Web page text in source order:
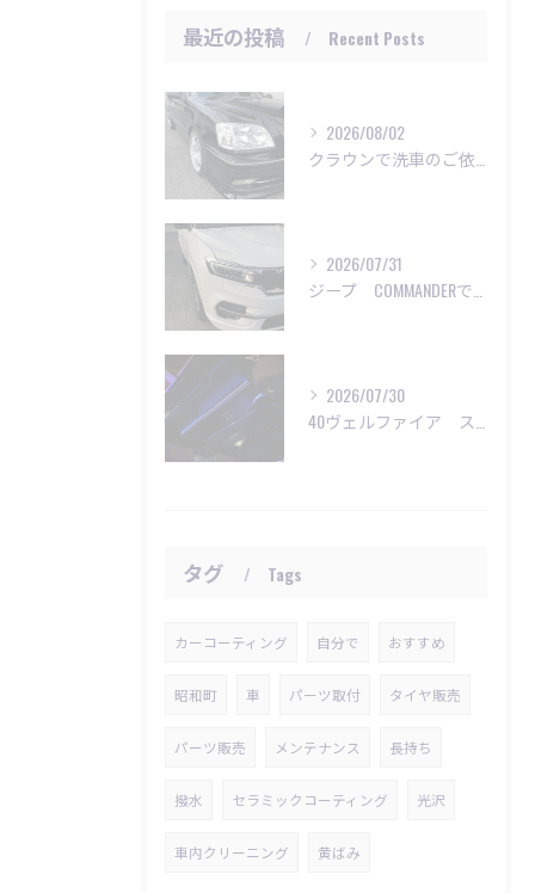
最近の投稿 Recent Posts
2026/08/02
2026/07/31
2026/07/30
タグ Tags
カーコーティング 自分で おすすめ
昭和町 車 パーツ取付 タイヤ販売
パーツ販売 メンテナンス 長持ち
撥水 セラミックコーティング 光沢
車内クリーニング 黄ばみ